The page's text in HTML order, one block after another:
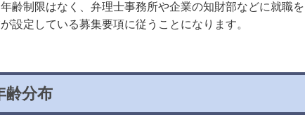
齢制限はなく、弁理士事務所や企業の知財部などに就職を
設定している募集要項に従うことになります。
齢分布